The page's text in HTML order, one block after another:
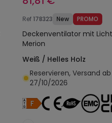
Ref178323 New PROMO
Deckenventilator mit Licht
Merion
Weiß / Helles Holz
Reservieren, Versand
27/10/2026